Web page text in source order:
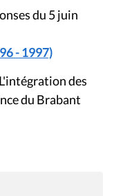
du 5 juin
- 1997)
des
du Brabant